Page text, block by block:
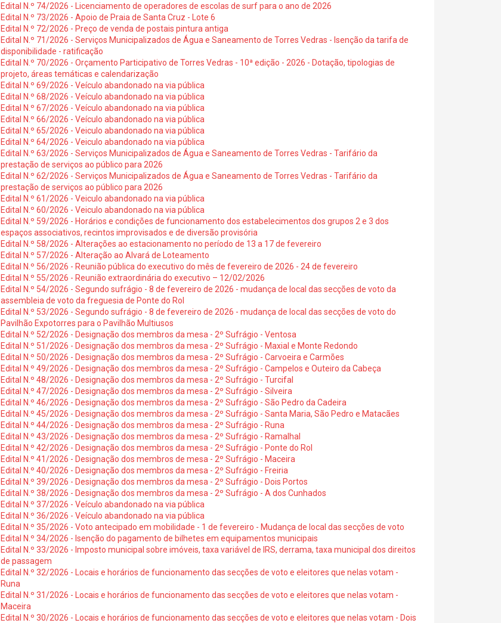
Edital N.º 74/2026 - Licenciamento de operadores de escolas de surf para o ano de 2026
Edital N.º 73/2026 - Apoio de Praia de Santa Cruz - Lote 6
Edital N.º 72/2026 - Preço de venda de postais pintura antiga
Edital N.º 71/2026 - Serviços Municipalizados de Água e Saneamento de Torres Vedras - Isenção da tarifa de
disponibilidade - ratificação
Edital N.º 70/2026 - Orçamento Participativo de Torres Vedras - 10ª edição - 2026 - Dotação, tipologias de
projeto, áreas temáticas e calendarização
Edital N.º 69/2026 - Veículo abandonado na via pública
Edital N.º 68/2026 - Veículo abandonado na via pública
Edital N.º 67/2026 - Veículo abandonado na via pública
Edital N.º 66/2026 - Veículo abandonado na via pública
Edital N.º 65/2026 - Veiculo abandonado na via pública
Edital N.º 64/2026 - Veiculo abandonado na via pública
Edital N.º 63/2026 - Serviços Municipalizados de Água e Saneamento de Torres Vedras - Tarifário da
prestação de serviços ao público para 2026
Edital N.º 62/2026 - Serviços Municipalizados de Água e Saneamento de Torres Vedras - Tarifário da
prestação de serviços ao público para 2026
Edital N.º 61/2026 - Veiculo abandonado na via pública
Edital N.º 60/2026 - Veiculo abandonado na via pública
Edital N.º 59/2026 - Horários e condições de funcionamento dos estabelecimentos dos grupos 2 e 3 dos
espaços associativos, recintos improvisados e de diversão provisória
Edital N.º 58/2026 - Alterações ao estacionamento no período de 13 a 17 de fevereiro
Edital N.º 57/2026 - Alteração ao Alvará de Loteamento
Edital N.º 56/2026 - Reunião pública do executivo do mês de fevereiro de 2026 - 24 de fevereiro
Edital N.º 55/2026 - Reunião extraordinária do executivo – 12/02/2026
Edital N.º 54/2026 - Segundo sufrágio - 8 de fevereiro de 2026 - mudança de local das secções de voto da
assembleia de voto da freguesia de Ponte do Rol
Edital N.º 53/2026 - Segundo sufrágio - 8 de fevereiro de 2026 - mudança de local das secções de voto do
Pavilhão Expotorres para o Pavilhão Multiusos
Edital N.º 52/2026 - Designação dos membros da mesa - 2º Sufrágio - Ventosa
Edital N.º 51/2026 - Designação dos membros da mesa - 2º Sufrágio - Maxial e Monte Redondo
Edital N.º 50/2026 - Designação dos membros da mesa - 2º Sufrágio - Carvoeira e Carmões
Edital N.º 49/2026 - Designação dos membros da mesa - 2º Sufrágio - Campelos e Outeiro da Cabeça
Edital N.º 48/2026 - Designação dos membros da mesa - 2º Sufrágio - Turcifal
Edital N.º 47/2026 - Designação dos membros da mesa - 2º Sufrágio - Silveira
Edital N.º 46/2026 - Designação dos membros da mesa - 2º Sufrágio - São Pedro da Cadeira
Edital N.º 45/2026 - Designação dos membros da mesa - 2º Sufrágio - Santa Maria, São Pedro e Matacães
Edital N.º 44/2026 - Designação dos membros da mesa - 2º Sufrágio - Runa
Edital N.º 43/2026 - Designação dos membros da mesa - 2º Sufrágio - Ramalhal
Edital N.º 42/2026 - Designação dos membros da mesa - 2º Sufrágio - Ponte do Rol
Edital N.º 41/2026 - Designação dos membros de mesa - 2º Sufrágio - Maceira
Edital N.º 40/2026 - Designação dos membros da mesa - 2º Sufrágio - Freiria
Edital N.º 39/2026 - Designação dos membros da mesa - 2º Sufrágio - Dois Portos
Edital N.º 38/2026 - Designação dos membros da mesa - 2º Sufrágio - A dos Cunhados
Edital N.º 37/2026 - Veículo abandonado na via pública
Edital N.º 36/2026 - Veículo abandonado na via pública
Edital N.º 35/2026 - Voto antecipado em mobilidade - 1 de fevereiro - Mudança de local das secções de voto
Edital N.º 34/2026 - Isenção do pagamento de bilhetes em equipamentos municipais
Edital N.º 33/2026 - Imposto municipal sobre imóveis, taxa variável de IRS, derrama, taxa municipal dos direitos
de passagem
Edital N.º 32/2026 - Locais e horários de funcionamento das secções de voto e eleitores que nelas votam -
Runa
Edital N.º 31/2026 - Locais e horários de funcionamento das secções de voto e eleitores que nelas votam -
Maceira
Edital N.º 30/2026 - Locais e horários de funcionamento das secções de voto e eleitores que nelas votam - Dois